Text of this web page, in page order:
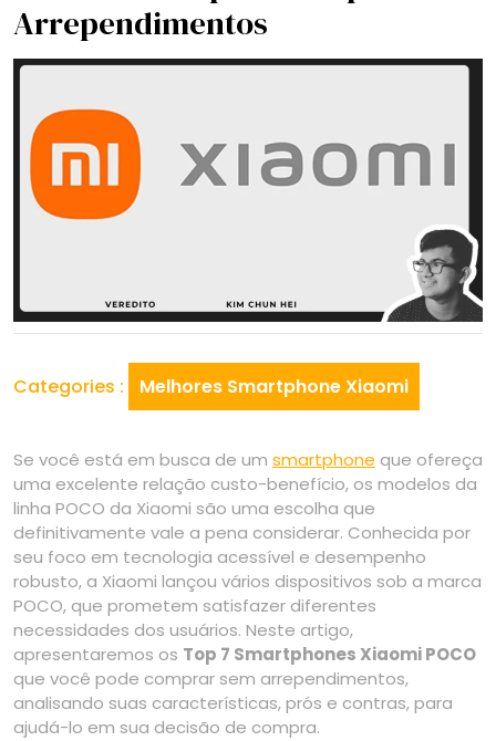
Arrependimentos
Categories : Melhores Smartphone Xiaomi
Se você está em busca de um smartphone que ofereça
uma excelente relação custo-benefício, os modelos da
linha POCO da Xiaomi são uma escolha que
definitivamente vale a pena considerar. Conhecida por
seu foco em tecnologia acessível e desempenho
robusto, a Xiaomi lançou vários dispositivos sob a marca
POCO, que prometem satisfazer diferentes
necessidades dos usuários. Neste artigo,
apresentaremos os Top 7 Smartphones Xiaomi POCO
que você pode comprar sem arrependimentos,
analisando suas características, prós e contras, para
ajudá-lo em sua decisão de compra.